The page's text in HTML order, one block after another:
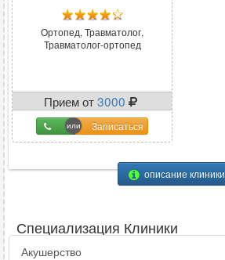
Ортопед, Травматолог,
Травматолог-ортопед
Прием от3000
Записаться
описание клиники
Специализация Клиники
Акушерство